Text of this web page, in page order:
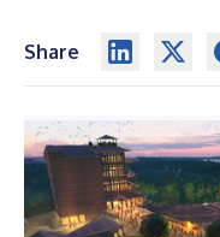
Share